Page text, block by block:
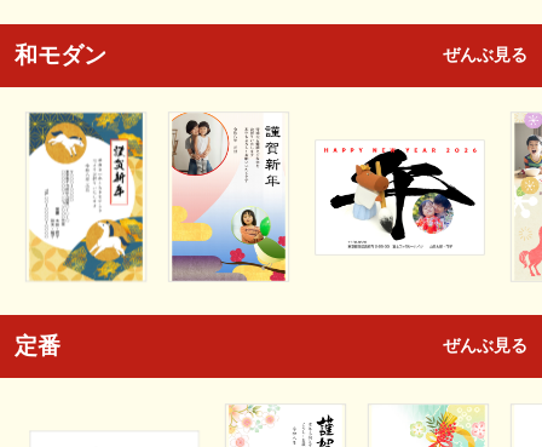
和モダン ぜんぶ見る
定番 ぜんぶ見る